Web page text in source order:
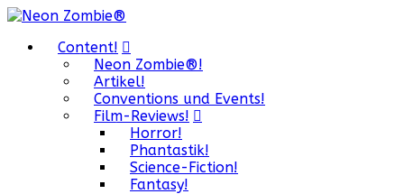
Content!
Neon Zombie®!
Artikel!
Conventions und Events!
Film-Reviews!
Horror!
Phantastik!
Science-Fiction!
Fantasy!